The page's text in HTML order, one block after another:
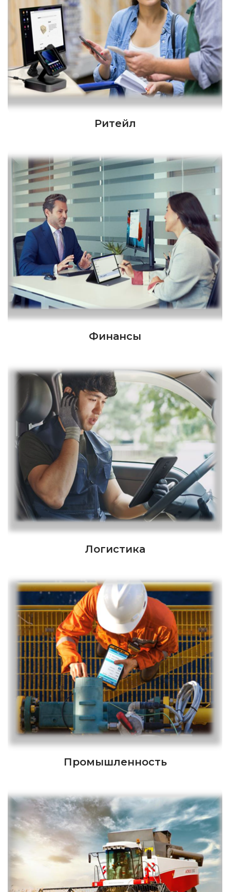
Ритейл
Финансы
Логистика
Промышленность